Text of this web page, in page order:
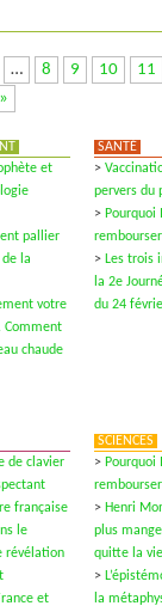
… 8 9 10 11
et
pallier
de la
votre
Comment
chaude
SANTÉ
>
pervers du
> Pourquoi
> Les trois
la 2e
du 24
de clavier
française
le
révélation
et
SCIENCES
> Pourquoi
> Henri
plus
quitte la
>
la